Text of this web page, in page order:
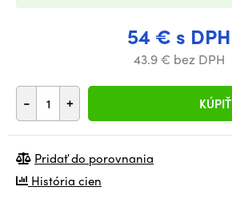
54 € s DPH
43.9 € bez DPH
- + KÚPIŤ
Pridať do porovnania
História cien